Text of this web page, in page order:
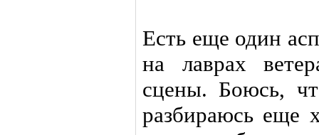
Есть еще один
на лаврах
сцены. Боюсь,
разбираюсь еще